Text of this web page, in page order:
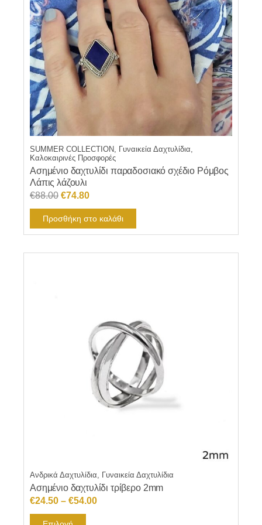
SUMMER COLLECTION, Γυναικεία Δαχτυλίδια,
Καλοκαιρινές Προσφορές
Ασημένιο δαχτυλίδι παραδοσιακό σχέδιο Ρόμβος
Λάπις λάζουλι
€88.00 Original
price
was:
€88.00.
€74.80Η
τρέχουσα
τιμή
είναι:
€74.80.
Προσθήκη στο καλάθι
Ανδρικά Δαχτυλίδια, Γυναικεία Δαχτυλίδια
Ασημένιο δαχτυλίδι τρίβερο 2mm
€24.50 – €54.00Price